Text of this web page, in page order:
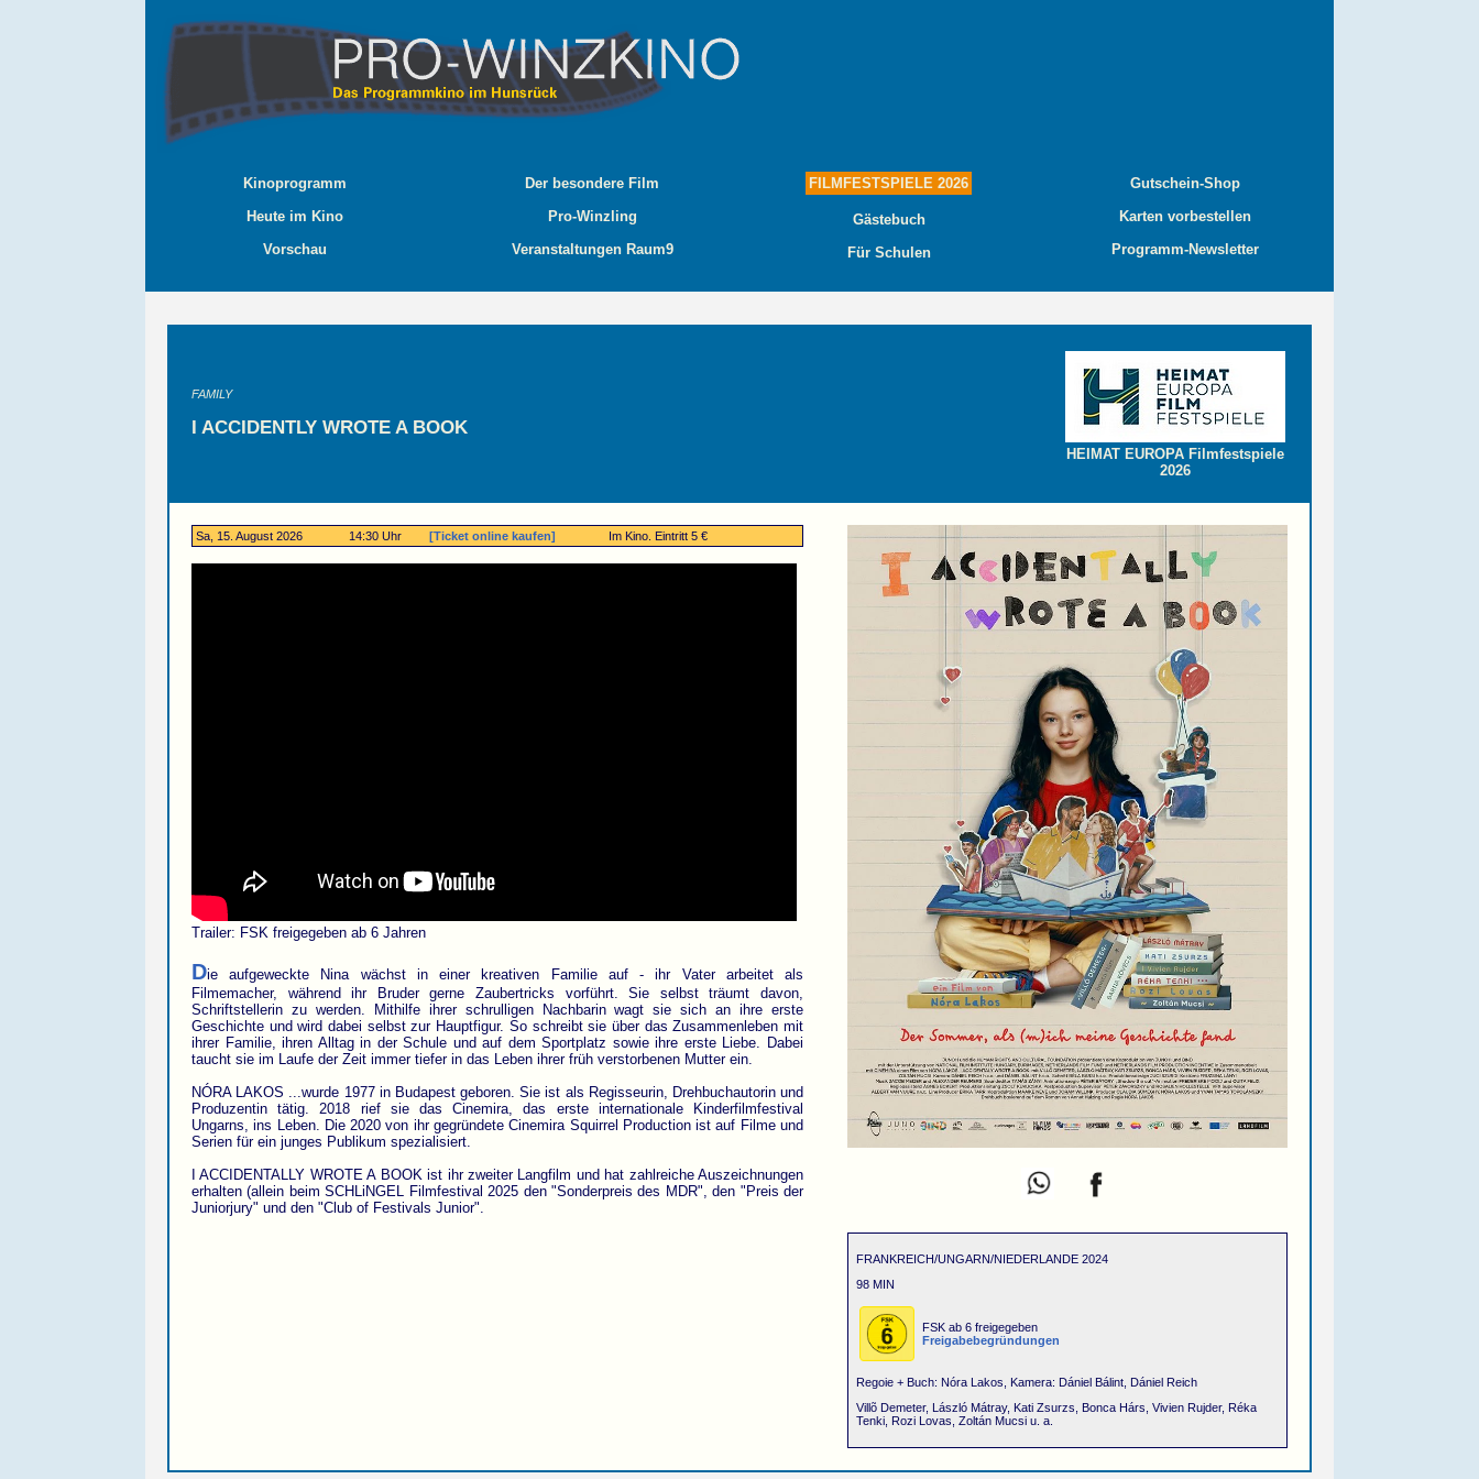
Kinoprogramm
Heute im Kino
Vorschau
Der besondere Film
Pro-Winzling
Veranstaltungen Raum9
FILMFESTSPIELE 2026
Gästebuch
Für Schulen
Gutschein-Shop
Karten vorbestellen
Programm-Newsletter
FAMILY
I ACCIDENTLY WROTE A BOOK
HEIMAT EUROPA Filmfestspiele
2026
Sa, 15. August 2026 14:30 Uhr [Ticket online kaufen] Im Kino. Eintritt 5 €
Trailer: FSK freigegeben ab 6 Jahren
Die aufgeweckte Nina wächst in einer kreativen Familie auf - ihr Vater arbeitet als
Filmemacher, während ihr Bruder gerne Zaubertricks vorführt. Sie selbst träumt davon,
Schriftstellerin zu werden. Mithilfe ihrer schrulligen Nachbarin wagt sie sich an ihre erste
Geschichte und wird dabei selbst zur Hauptfigur. So schreibt sie über das Zusammenleben mit
ihrer Familie, ihren Alltag in der Schule und auf dem Sportplatz sowie ihre erste Liebe. Dabei
taucht sie im Laufe der Zeit immer tiefer in das Leben ihrer früh verstorbenen Mutter ein.
NÓRA LAKOS ...wurde 1977 in Budapest geboren. Sie ist als Regisseurin, Drehbuchautorin und
Produzentin tätig. 2018 rief sie das Cinemira, das erste internationale Kinderfilmfestival
Ungarns, ins Leben. Die 2020 von ihr gegründete Cinemira Squirrel Production ist auf Filme und
Serien für ein junges Publikum spezialisiert.
I ACCIDENTALLY WROTE A BOOK ist ihr zweiter Langfilm und hat zahlreiche Auszeichnungen
erhalten (allein beim SCHLiNGEL Filmfestival 2025 den "Sonderpreis des MDR", den "Preis der
Juniorjury" und den "Club of Festivals Junior".
FRANKREICH/UNGARN/NIEDERLANDE 2024
98 MIN
FSK ab 6 freigegeben
Freigabebegründungen
Regoie + Buch: Nóra Lakos, Kamera: Dániel Bálint, Dániel Reich
Villõ Demeter, László Mátray, Kati Zsurzs, Bonca Hárs, Vivien Rujder, Réka
Tenki, Rozi Lovas, Zoltán Mucsi u. a.